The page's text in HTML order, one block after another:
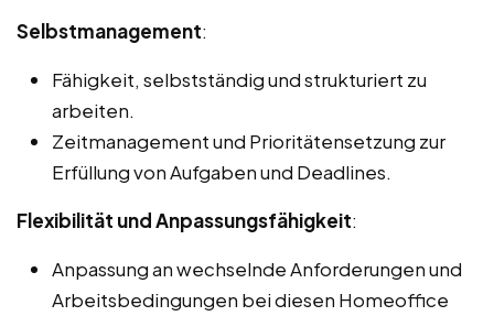
Selbstmanagement:
Fähigkeit, selbstständig und strukturiert zu
arbeiten.
Zeitmanagement und Prioritätensetzung zur
Erfüllung von Aufgaben und Deadlines.
Flexibilität und Anpassungsfähigkeit:
Anpassung an wechselnde Anforderungen und
Arbeitsbedingungen bei diesen Homeoffice